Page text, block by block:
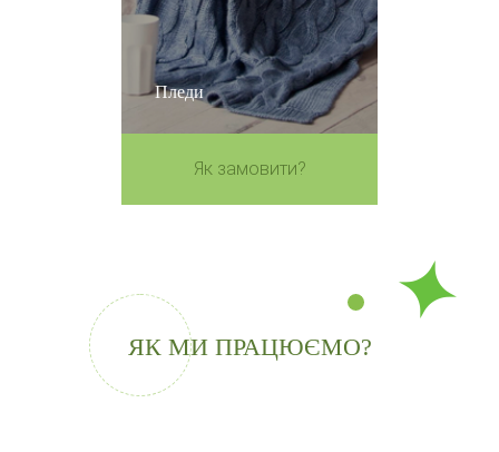
Пледи
Як замовити?
ЯК МИ ПРАЦЮЄМО?